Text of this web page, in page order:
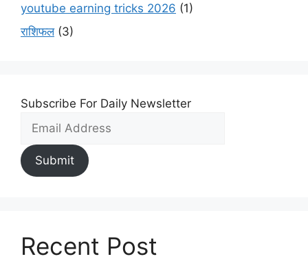
youtube earning tricks 2026 (1)
राशिफल(3)
Subscribe For Daily Newsletter
Submit
Recent Post